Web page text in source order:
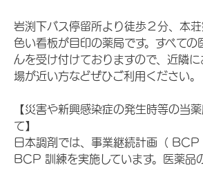
岩渕下バス停留所より徒歩２分、本
色い看板が目印の薬局です。すべての
んを受け付けておりますので、近隣
場が近い方などぜひご利用ください。
【災害や新興感染症の発生時等の当
て】
日本調剤では、事業継続計画（ BCP
BCP 訓練を実施しています。医薬品